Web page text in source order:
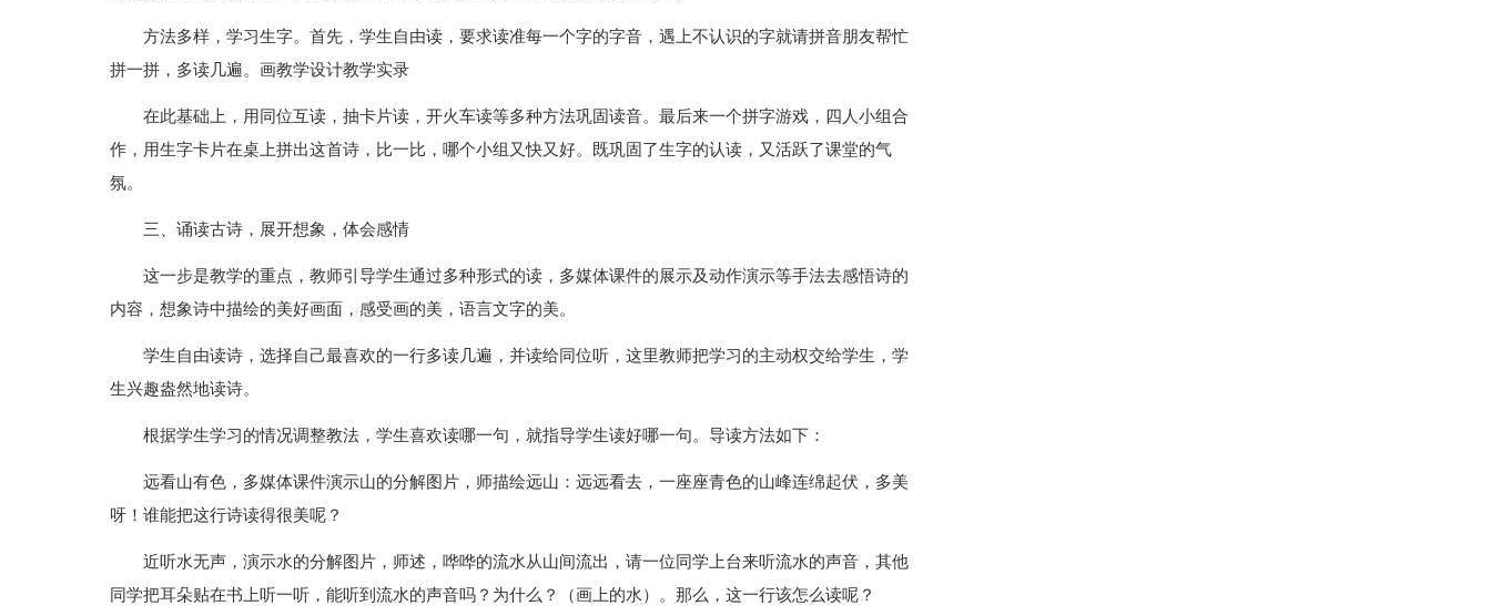
方法多样，学习生字。首先，学生自由读，要求读准每一个字的字音，遇上不认识的字就请拼音朋友帮忙
拼一拼，多读几遍。画教学设计教学实录
在此基础上，用同位互读，抽卡片读，开火车读等多种方法巩固读音。最后来一个拼字游戏，四人小组合
作，用生字卡片在桌上拼出这首诗，比一比，哪个小组又快又好。既巩固了生字的认读，又活跃了课堂的气
氛。
三、诵读古诗，展开想象，体会感情
这一步是教学的重点，教师引导学生通过多种形式的读，多媒体课件的展示及动作演示等手法去感悟诗的
内容，想象诗中描绘的美好画面，感受画的美，语言文字的美。
学生自由读诗，选择自己最喜欢的一行多读几遍，并读给同位听，这里教师把学习的主动权交给学生，学
生兴趣盎然地读诗。
根据学生学习的情况调整教法，学生喜欢读哪一句，就指导学生读好哪一句。导读方法如下：
远看山有色，多媒体课件演示山的分解图片，师描绘远山：远远看去，一座座青色的山峰连绵起伏，多美
呀！谁能把这行诗读得很美呢？
近听水无声，演示水的分解图片，师述，哗哗的流水从山间流出，请一位同学上台来听流水的声音，其他
同学把耳朵贴在书上听一听，能听到流水的声音吗？为什么？（画上的水）。那么，这一行该怎么读呢？